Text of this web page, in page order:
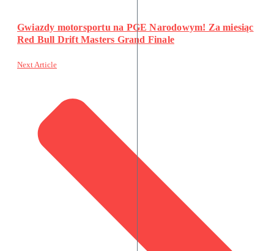
Gwiazdy motorsportu na PGE Narodowym! Za miesiąc
Red Bull Drift Masters Grand Finale
Next Article